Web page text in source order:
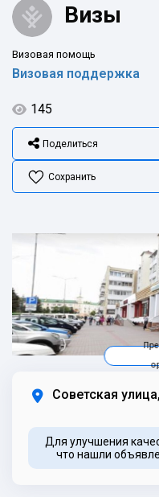
Визы
Визовая помощь
Визовая поддержка
145
Сохранить
Поделиться
Советская
Для улучшения
что нашли